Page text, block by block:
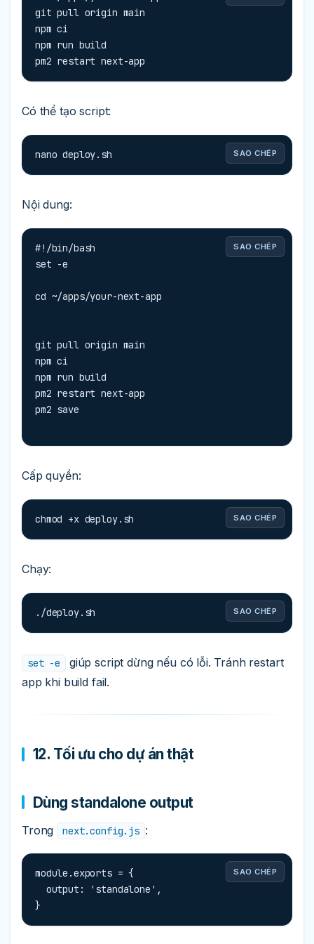
git pull origin main
npm ci
npm run build
pm2 restart next-app
Có thể tạo script:
SAO CHÉP
nano deploy.sh
Nội dung:
SAO CHÉP
#!/bin/bash
set -e
cd ~/apps/your-next-app
git pull origin main
npm ci
npm run build
pm2 restart next-app
pm2 save
Cấp quyền:
SAO CHÉP
chmod +x deploy.sh
Chạy:
SAO CHÉP
./deploy.sh
set -e
giúp script dừng nếu có lỗi. Tránh restart
app khi build fail.
12. Tối ưu cho dự án thật
Dùng standalone output
Trong next.config.js :
SAO CHÉP
module.exports = {
}